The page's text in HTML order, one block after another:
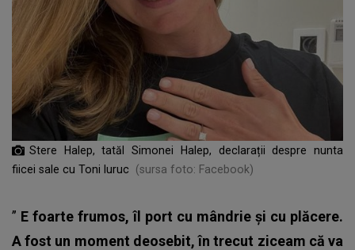
Stere Halep, tatăl Simonei Halep, declarații despre nunta
fiicei sale cu Toni Iuruc
(sursa foto: Facebook)
” E foarte frumos, îl port cu mândrie și cu plăcere.
A fost un moment deosebit, în trecut ziceam că va